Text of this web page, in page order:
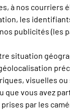
à nos
les
publicités (les
situation
visuelles
que vous avez
par les